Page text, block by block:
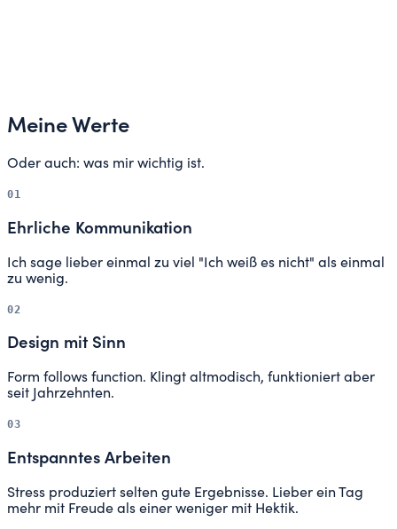
Meine Werte
Oder auch: was mir wichtig ist.
01
Ehrliche Kommunikation
Ich sage lieber einmal zu viel "Ich weiß es nicht" als einmal
zu wenig.
02
Design mit Sinn
Form follows function. Klingt altmodisch, funktioniert aber
seit Jahrzehnten.
03
Entspanntes Arbeiten
Stress produziert selten gute Ergebnisse. Lieber ein Tag
mehr mit Freude als einer weniger mit Hektik.